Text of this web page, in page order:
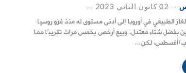
-- 02 كانون الثاني 2023 --
الطبيعي في أوروبا إلى أدنى مستوى له منذ غزو روسيا
بفضل شتاء معتدل، وبيع أرخص بخمس مرات تقريبًا مما
أغسطس، لكن...